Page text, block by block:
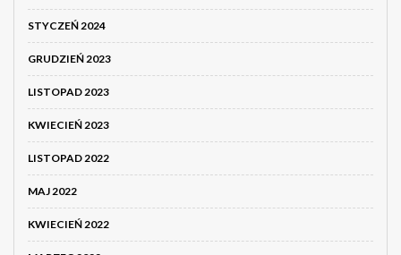
STYCZEŃ 2024
GRUDZIEŃ 2023
LISTOPAD 2023
KWIECIEŃ 2023
LISTOPAD 2022
MAJ 2022
KWIECIEŃ 2022